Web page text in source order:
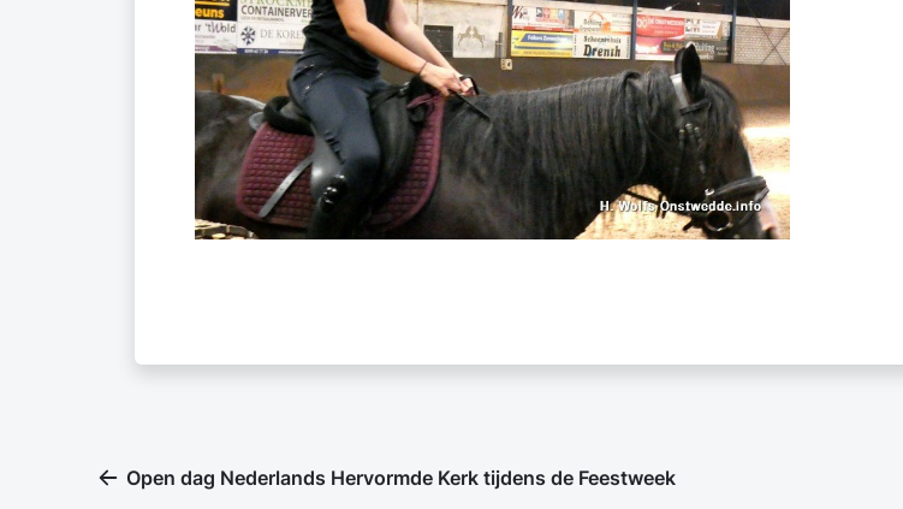
Open dag Nederlands Hervormde Kerk tijdens de Feestweek